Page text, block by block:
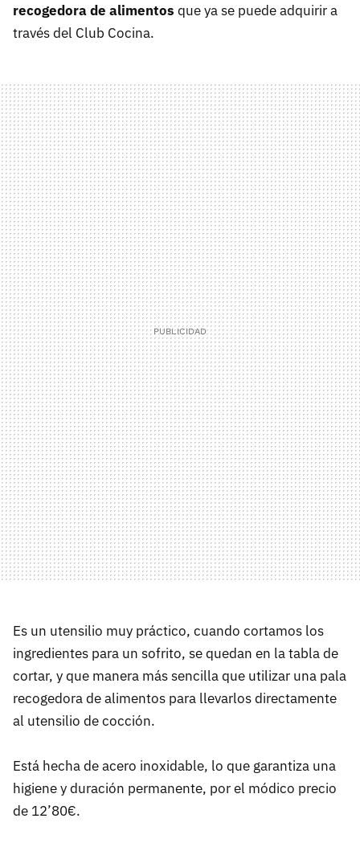
recogedora de alimentos que ya se puede adquirir a
través del Club Cocina.
Es un utensilio muy práctico, cuando cortamos los
ingredientes para un sofrito, se quedan en la tabla de
cortar, y que manera más sencilla que utilizar una pala
recogedora de alimentos para llevarlos directamente
al utensilio de cocción.
Está hecha de acero inoxidable, lo que garantiza una
higiene y duración permanente, por el módico precio
de 12’80€.